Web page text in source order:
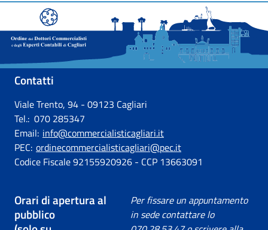
Contatti
Viale Trento, 94 - 09123 Cagliari
Tel.: 070 285347
Email: info@commercialisticagliari.it
PEC: ordinecommercialisticagliari@pec.it
Codice Fiscale 92155920926 - CCP 13663091
Orari di apertura al
pubblico
Per fissare un appuntamento
in sede contattare lo